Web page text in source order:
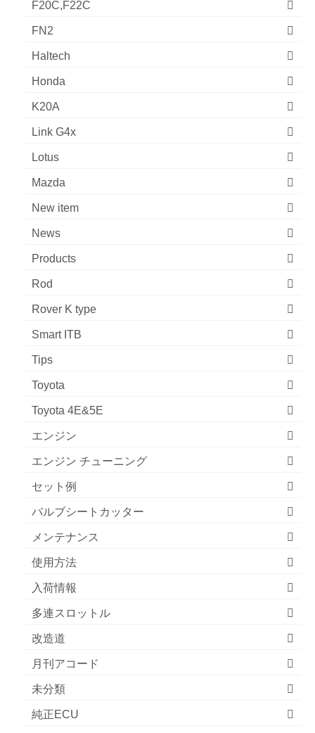
F20C,F22C
FN2
Haltech
Honda
K20A
Link G4x
Lotus
Mazda
New item
News
Products
Rod
Rover K type
Smart ITB
Tips
Toyota
Toyota 4E&5E
エンジン
エンジン チューニング
セット例
バルブシートカッター
メンテナンス
使用方法
入荷情報
多連スロットル
改造道
月刊アコード
未分類
純正ECU